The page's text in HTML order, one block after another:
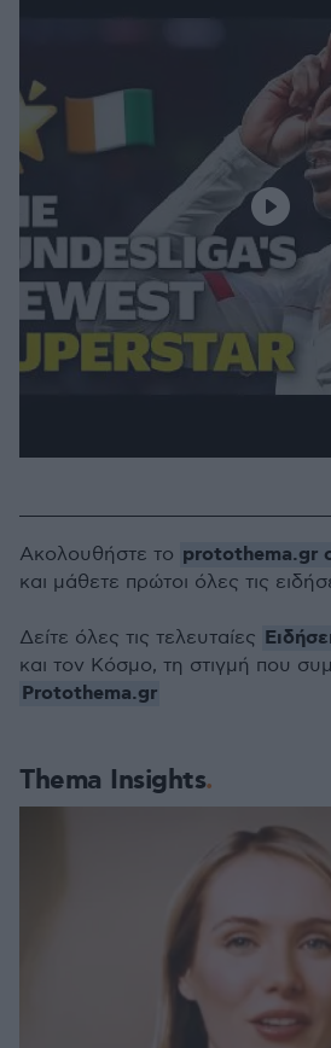
Thema Insights
Ακολουθήστε το protothema.gr
και μάθετε πρώτοι όλες τις
Δείτε όλες τις τελευταίες
και τον Κόσμο, τη στιγμή που
Protothema.gr